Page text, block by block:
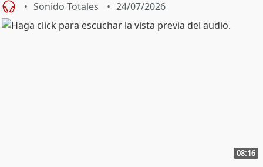
Sonido Totales 24/07/2026
08:16